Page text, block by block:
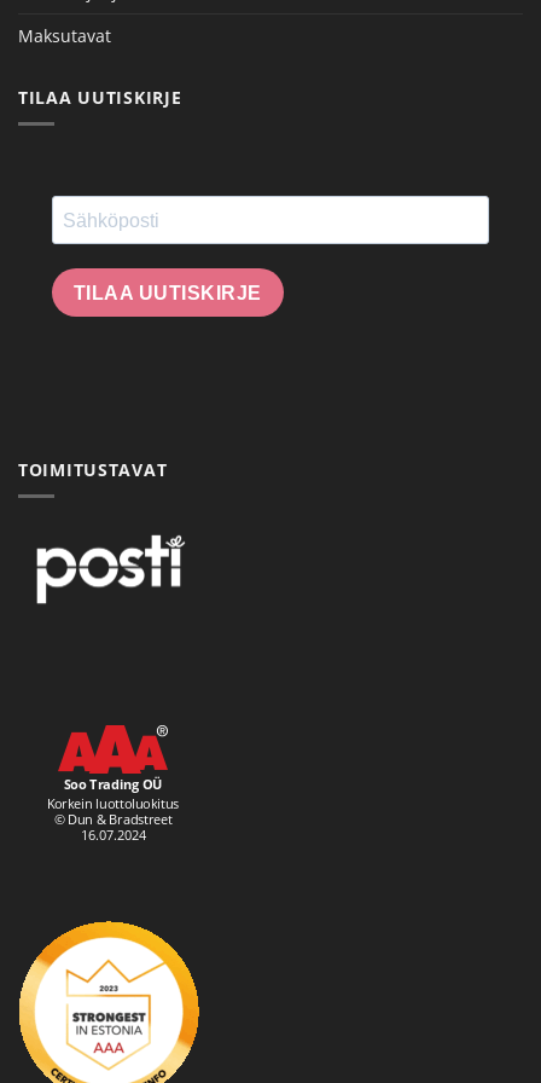
Maksutavat
TILAA UUTISKIRJE
TILAA UUTISKIRJE
TOIMITUSTAVAT